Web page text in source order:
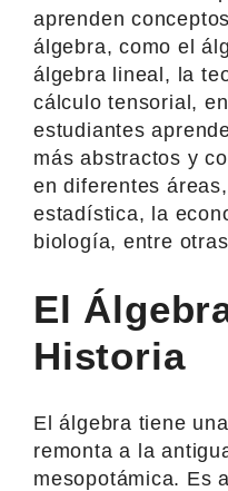
aprenden
álgebra, como el
álgebra lineal, la
cálculo tensorial,
estudiantes
más abstractos y
en diferentes
estadística, la
biología, entre
El
Historia
El álgebra tiene
remonta a la
mesopotámica. Es